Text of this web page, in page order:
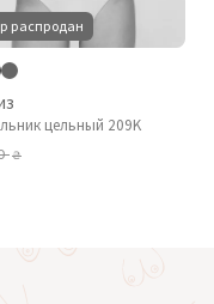
распродан
цельный 209K
₴